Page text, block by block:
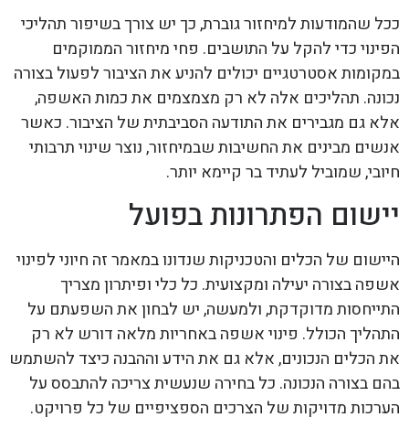
ככל שהמודעות למיחזור גוברת, כך יש צורך בשיפור תהליכי
הפינוי כדי להקל על התושבים. פחי מיחזור הממוקמים
במקומות אסטרטגיים יכולים להניע את הציבור לפעול בצורה
נכונה. תהליכים אלה לא רק מצמצמים את כמות האשפה,
אלא גם מגבירים את התודעה הסביבתית של הציבור. כאשר
אנשים מבינים את החשיבות שבמיחזור, נוצר שינוי תרבותי
חיובי, שמוביל לעתיד בר קיימא יותר.
יישום הפתרונות בפועל
היישום של הכלים והטכניקות שנדונו במאמר זה חיוני לפינוי
אשפה בצורה יעילה ומקצועית. כל כלי ופיתרון מצריך
התייחסות מדוקדקת, ולמעשה, יש לבחון את השפעתם על
התהליך הכולל. פינוי אשפה באחריות מלאה דורש לא רק
את הכלים הנכונים, אלא גם את הידע וההבנה כיצד להשתמש
בהם בצורה הנכונה. כל בחירה שנעשית צריכה להתבסס על
הערכות מדויקות של הצרכים הספציפיים של כל פרויקט.